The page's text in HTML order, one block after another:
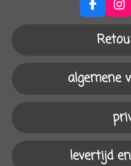
F
a
b
o
k
I
n
s
t
a
r
a
m
algemene
levertijd